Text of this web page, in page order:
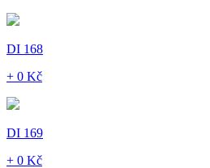
DI 168
+ 0 Kč
DI 169
+ 0 Kč